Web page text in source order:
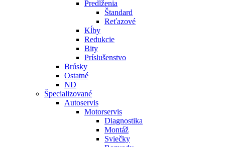
Predĺženia
Štandard
Reťazové
Kĺby
Redukcie
Bity
Príslušenstvo
Brúsky
Ostatné
ND
Špecializované
Autoservis
Motorservis
Diagnostika
Montáž
Sviečky